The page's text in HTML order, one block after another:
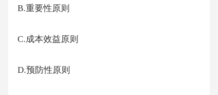
B.重要性原则
C.成本效益原则
D.预防性原则